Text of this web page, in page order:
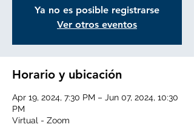
Ya no es posible registrarse
Ver otros eventos
Horario y ubicación
Apr 19, 2024, 7:30 PM – Jun 07, 2024, 10:30
PM
Virtual - Zoom